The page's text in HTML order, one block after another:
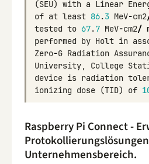
(SEU) with a Linear
of at least 86.3 MeV-cm2
tested to 67.7 MeV-cm2/
performed by Holt in
Zero-G Radiation
University, College
device is radiation
ionizing dose (TID) of
Raspberry Pi Connect -
Unternehmensbereich.